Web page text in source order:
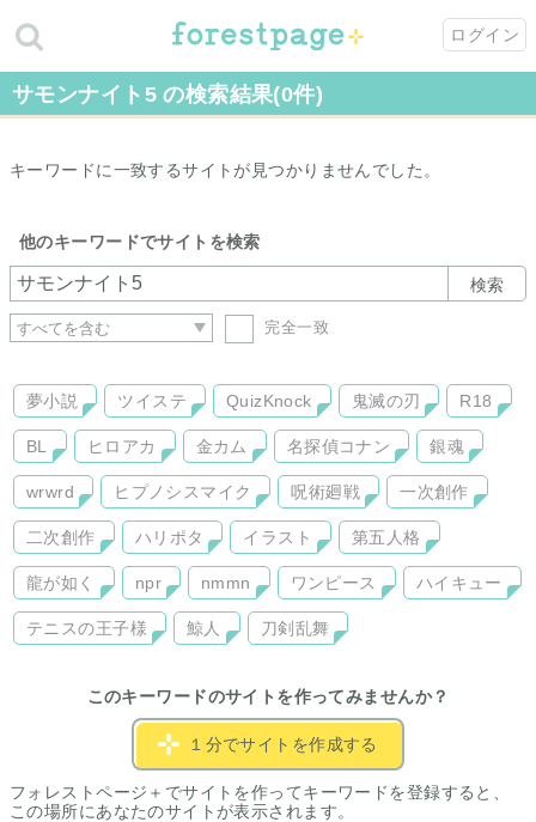
ログイン
サモンナイト5 の検索結果(0件)
キーワードに一致するサイトが見つかりませんでした。
他のキーワードでサイトを検索
検索
完全一致
夢小説 ツイステ QuizKnock 鬼滅の刃 R18
BL ヒロアカ 金カム 名探偵コナン 銀魂
wrwrd ヒプノシスマイク 呪術廻戦 一次創作
二次創作 ハリポタ イラスト 第五人格
龍が如く npr nmmn ワンピース ハイキュー
テニスの王子様 鯨人 刀剣乱舞
このキーワードのサイトを作ってみませんか？
１分でサイトを作成する
フォレストページ＋でサイトを作ってキーワードを登録すると、
この場所にあなたのサイトが表示されます。